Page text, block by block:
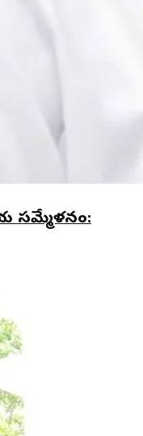
సమ్మేళనం: